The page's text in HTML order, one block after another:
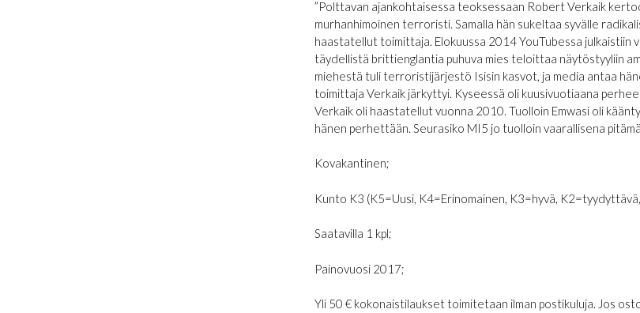
”Polttavan ajankohtaisessa teoksessaan Robert Verkaik
murhanhimoinen terroristi. Samalla hän sukeltaa syvälle
haastatellut toimittaja. Elokuussa 2014 YouTubessa julkaistiin
täydellistä brittienglantia puhuva mies teloittaa näytöstyyliin
miehestä tuli terroristijärjestö Isisin kasvot, ja media antaa
toimittaja Verkaik järkyttyi. Kyseessä oli kuusivuotiaana
Verkaik oli haastatellut vuonna 2010. Tuolloin Emwasi oli
hänen perhettään. Seurasiko MI5 jo tuolloin vaarallisena
Kovakantinen;
Kunto K3 (K5=Uusi, K4=Erinomainen, K3=hyvä,
Saatavilla 1 kpl;
Painovuosi 2017;
Yli 50 € kokonaistilaukset toimitetaan ilman postikuluja. Jos